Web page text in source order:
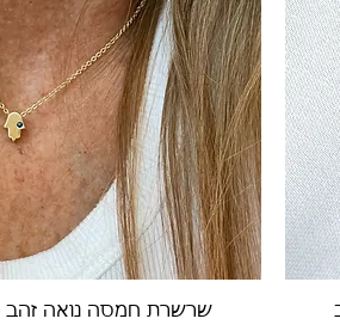
תצוגה מהירה
שרשרת חמסה נואה זהב